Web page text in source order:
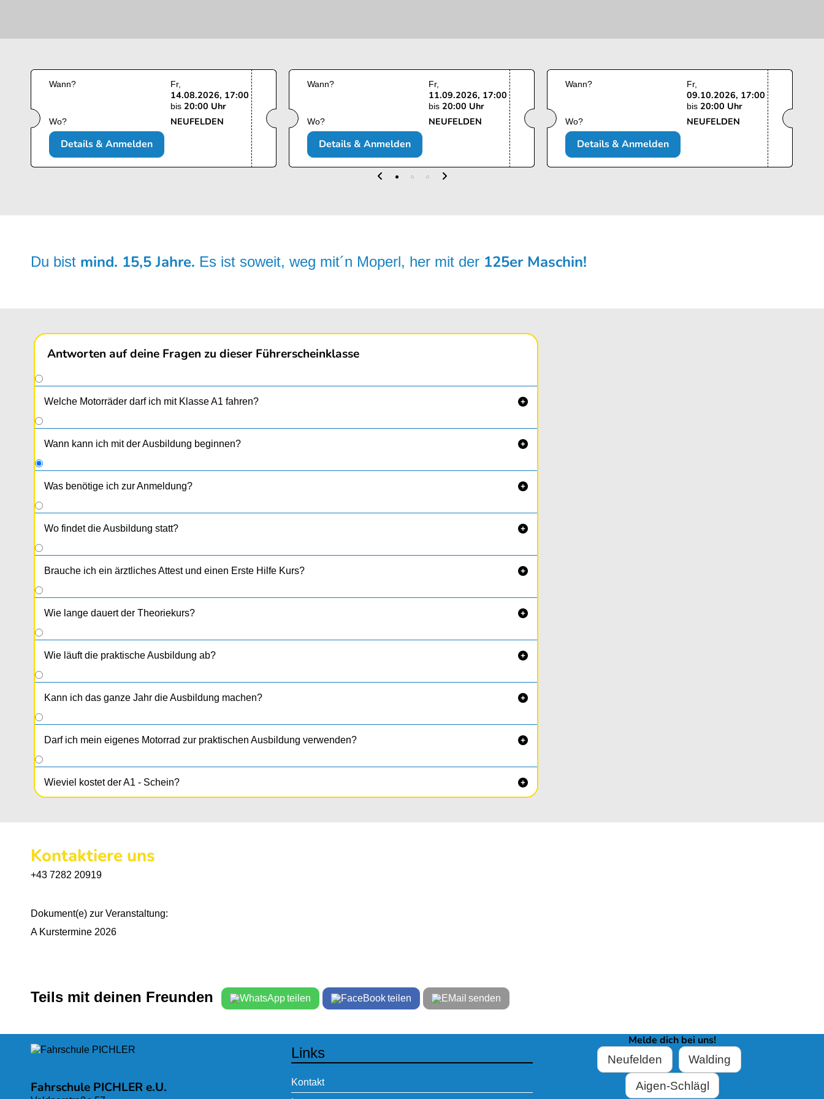
Wann? Fr
14.08.2026, 17:00
bis 20:00 Uhr
Wo? NEUFELDEN
Details & Anmelden
Wann? Fr
11.09.2026, 17:00
bis 20:00 Uhr
Wo? NEUFELDEN
Details & Anmelden
Wann? Fr
09.10.2026, 17:00
bis 20:00 Uhr
Wo? NEUFELDEN
Details & Anmelden
Du bist mind. 15,5 Jahre. Es ist soweit, weg mit´n Moperl, her mit der 125er Maschin!
Antworten auf deine Fragen zu dieser Führerscheinklasse
Welche Motorräder darf ich mit Klasse A1 fahren? 
Wann kann ich mit der Ausbildung beginnen? 
Was benötige ich zur Anmeldung? 
1 Passfoto (kein Klebefoto)
Reisepass oder Personalausweis
Wo findet die Ausbildung statt? 
Brauche ich ein ärztliches Attest und einen Erste Hilfe Kurs? 
Wie lange dauert der Theoriekurs? 
Wie läuft die praktische Ausbildung ab? 
Kann ich das ganze Jahr die Ausbildung machen? 
Darf ich mein eigenes Motorrad zur praktischen Ausbildung verwenden? 
Wieviel kostet der A1 - Schein? 
Kontaktiere uns
+43 7282 20919
Dokument(e) zur Veranstaltung:
A Kurstermine 2026
Teils mit deinen Freunden teilen teilen senden
Fahrschule PICHLER e.U.
Links
Kontakt
Melde dich bei uns!
Neufelden Walding
Aigen-Schlägl